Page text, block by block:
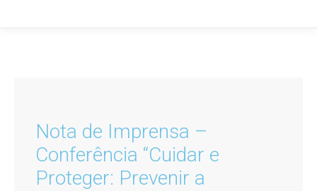
Nota de Imprensa –
Conferência “Cuidar e
Proteger: Prevenir a